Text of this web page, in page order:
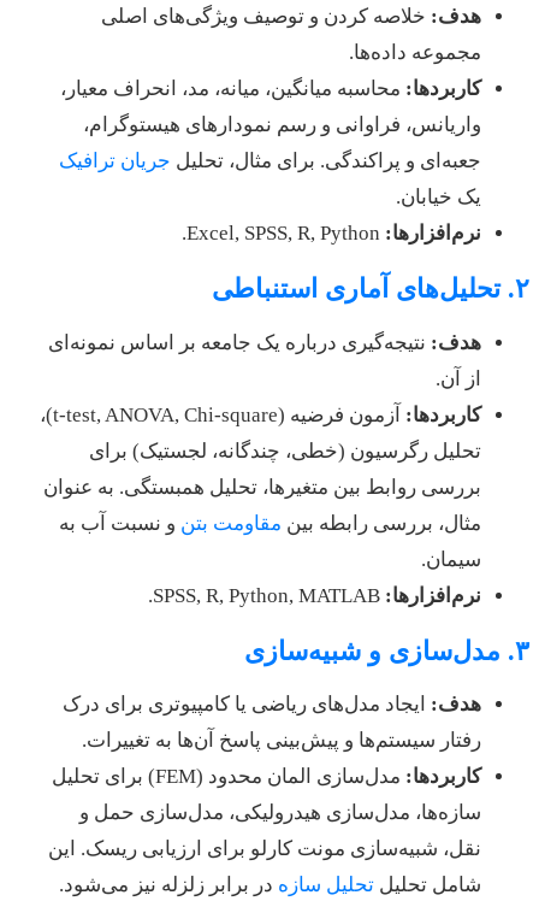
هدف: خلاصه کردن و توصیف ویژگی‌های اصلی
مجموعه داده‌ها.
کاربردها: محاسبه میانگین، میانه، مد، انحراف معیار،
واریانس، فراوانی و رسم نمودارهای هیستوگرام،
جعبه‌ای و پراکندگی. برای مثال، تحلیل جریان ترافیک
یک خیابان.
نرم‌افزارها:
۲. تحلیل‌های آماری استنباطی
هدف: نتیجه‌گیری درباره یک جامعه بر اساس نمونه‌ای
از آن.
کاربردها:
آزمون فرضیه (t-test, ANOVA, Chi-square)،
تحلیل رگرسیون (خطی، چندگانه، لجستیک) برای
بررسی روابط بین متغیرها، تحلیل همبستگی. به عنوان
مثال، بررسی رابطه بین مقاومت بتن و نسبت آب به
سیمان.
نرم‌افزارها:
۳. مدل‌سازی و شبیه‌سازی
هدف: ایجاد مدل‌های ریاضی یا کامپیوتری برای درک
رفتار سیستم‌ها و پیش‌بینی پاسخ آن‌ها به تغییرات.
کاربردها:
مدل‌سازی المان محدود (FEM) برای تحلیل
سازه‌ها، مدل‌سازی هیدرولیکی، مدل‌سازی حمل و
نقل، شبیه‌سازی مونت کارلو برای ارزیابی ریسک. این
شامل تحلیل تحلیل سازه در برابر زلزله نیز می‌شود.